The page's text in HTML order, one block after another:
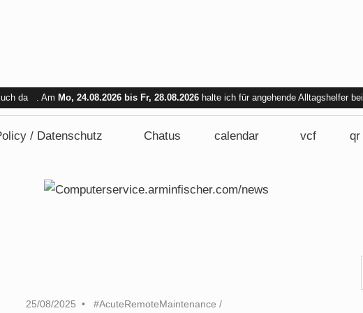
da . Am Mo, 24.08.2026 bis Fr, 28.08.2026 halte ich für angehende Alltagshelfer bei
Am Mi. 26.08.2026 sind wir nicht verfügbar.
/ Datenschutz Chatus calendar vcf qr
25/08/2025 #AcuteRemoteMaintenance /